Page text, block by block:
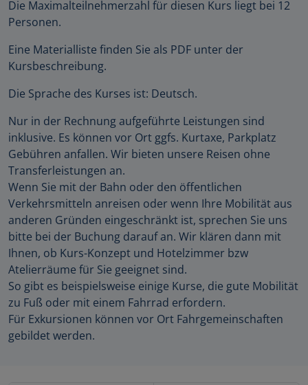
Die Maximalteilnehmerzahl für diesen Kurs liegt bei 12
Personen.
Eine Materialliste finden Sie als PDF unter der
Kursbeschreibung.
Die Sprache des Kurses ist: Deutsch.
Nur in der Rechnung aufgeführte Leistungen sind
inklusive. Es können vor Ort ggfs. Kurtaxe, Parkplatz
Gebühren anfallen. Wir bieten unsere Reisen ohne
Transferleistungen an.
Wenn Sie mit der Bahn oder den öffentlichen
Verkehrsmitteln anreisen oder wenn Ihre Mobilität aus
anderen Gründen eingeschränkt ist, sprechen Sie uns
bitte bei der Buchung darauf an. Wir klären dann mit
Ihnen, ob Kurs-Konzept und Hotelzimmer bzw
Atelierräume für Sie geeignet sind.
So gibt es beispielsweise einige Kurse, die gute Mobilität
zu Fuß oder mit einem Fahrrad erfordern.
Für Exkursionen können vor Ort Fahrgemeinschaften
gebildet werden.